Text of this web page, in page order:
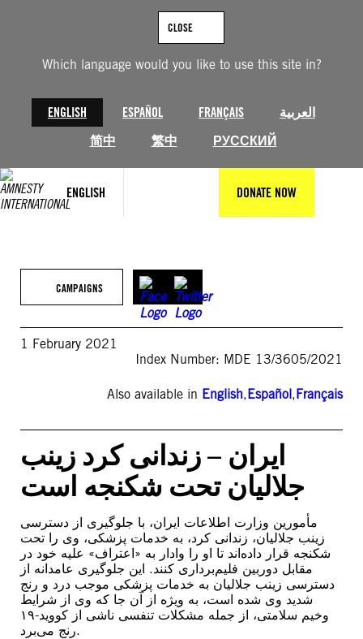
Which language would you like to use this site in?
ENGLISH ESPAÑOL FRANÇAIS
العربية
简中
繁中 РУССКИЙ
CLOSE
ENGLISH DONATE NOW
CAMPAIGNS
1 February 2021
Index Number: MDE 13/3605/2021
Also available in English,Español,Français
ایران – زندانی کرد زینب
جلالیان تحت شکنجه است
مأمورین وزارت اطلاعات ایران، با جلوگیری از دسترسی
زینب جلالیان، زندانی کرد، به خدمات پزشکی، وی را تحت
شکنجه قرار داده‌اند تا او را وادار به «اعتراف» علیه خود در
مقابل دوربین فلیم‌برداری کنند. این جلوگیری عامدانه از
دسترسی زینب جلالیان به خدمات پزشکی موجب درد و رنج
شدید وی شده است، به ویژه از آن جا که وی از شرایط
وخیم سلامتی، از جمله مشکلات تنفسی ناشی از کووید-۱۹
رنج می‌برد.